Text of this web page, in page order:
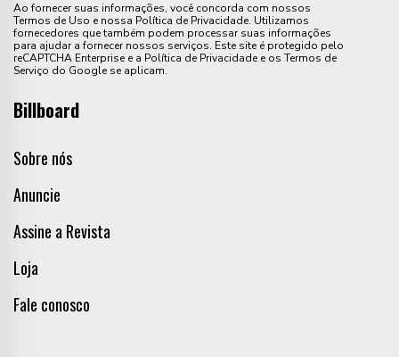
Ao fornecer suas informações, você concorda com nossos
Termos de Uso e nossa Política de Privacidade. Utilizamos
fornecedores que também podem processar suas informações
para ajudar a fornecer nossos serviços. Este site é protegido pelo
reCAPTCHA Enterprise e a Política de Privacidade e os Termos de
Serviço do Google se aplicam.
Billboard
Sobre nós
Anuncie
Assine a Revista
Loja
Fale conosco